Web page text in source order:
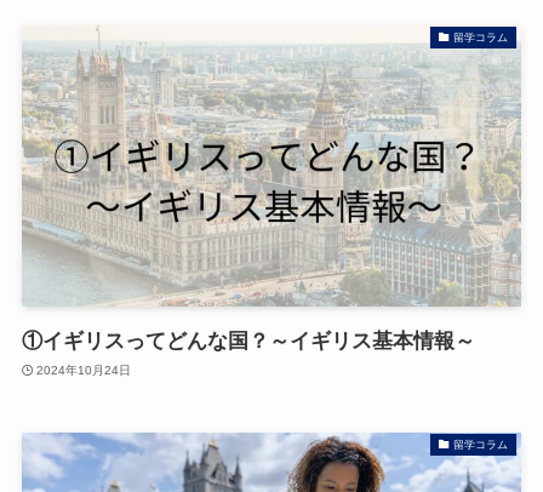
留学コラム
①イギリスってどんな国？～イギリス基本情報～
2024年10月24日
留学コラム